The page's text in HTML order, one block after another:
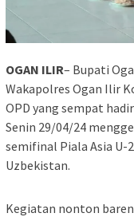
OGAN ILIR– Bupati
Wakapolres Ogan Ilir
OPD yang sempat
Senin 29/04/24
semifinal Piala Asia U-
Uzbekistan.
Kegiatan nonton